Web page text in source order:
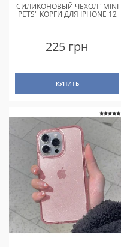
СИЛИКОНОВЫЙ ЧЕХОЛ "MINI
PETS" КОРГИ ДЛЯ IPHONE 12
225 грн
КУПИТЬ